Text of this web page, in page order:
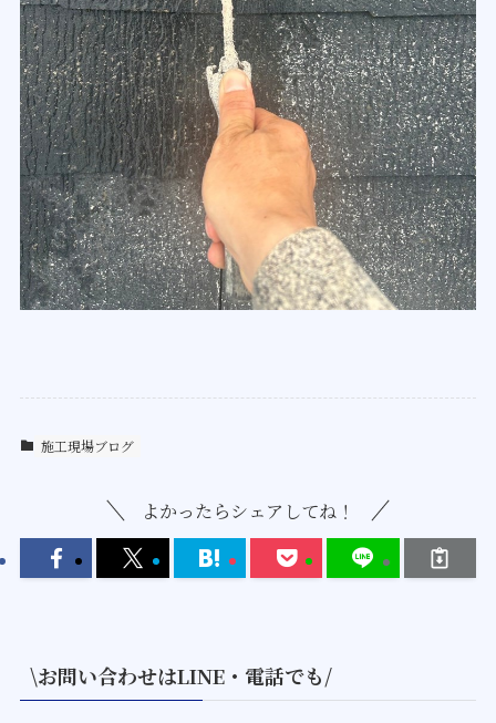
施工現場ブログ
よかったらシェアしてね！
\お問い合わせはLINE・電話でも/